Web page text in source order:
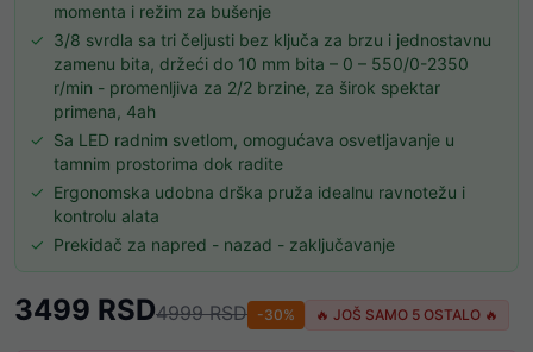
momenta i režim za bušenje
✓ 3/8 svrdla sa tri čeljusti bez ključa za brzu i jednostavnu
zamenu bita, držeći do 10 mm bita – 0 – 550/0-2350
r/min - promenljiva za 2/2 brzine, za širok spektar
primena, 4ah
✓ Sa LED radnim svetlom, omogućava osvetljavanje u
tamnim prostorima dok radite
✓ Ergonomska udobna drška pruža idealnu ravnotežu i
kontrolu alata
✓ Prekidač za napred - nazad - zaključavanje
3499 RSD4999RSD -30% 🔥 JOŠ SAMO 5 OSTALO 🔥